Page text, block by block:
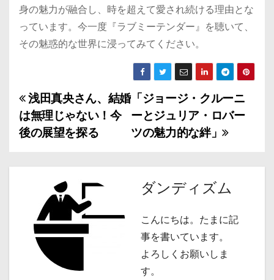
身の魅力が融合し、時を超えて愛され続ける理由とな
っています。今一度『ラブミーテンダー』を聴いて、
その魅惑的な世界に浸ってみてください。
投
稿
ー
「ジョージ・クルーニ
ーとジュリア・ロバー
ツの魅力的な絆」
浅田真央さん、結婚
は無理じゃない！今
後の展望を探る
ダンディズム
こんにちは。たまに記
事を書いています。
よろしくお願いしま
す。